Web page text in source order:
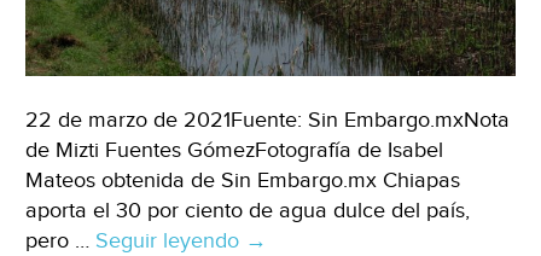
22 de marzo de 2021Fuente: Sin Embargo.mxNota
de Mizti Fuentes GómezFotografía de Isabel
Mateos obtenida de Sin Embargo.mx Chiapas
aporta el 30 por ciento de agua dulce del país,
pero … Seguir leyendo Chiapas
→